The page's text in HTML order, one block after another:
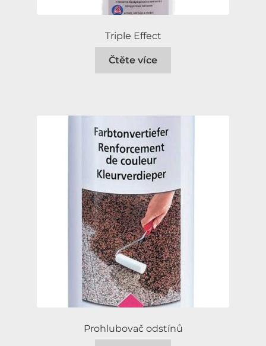
Triple Effect
Čtěte více
Prohlubovač odstínů